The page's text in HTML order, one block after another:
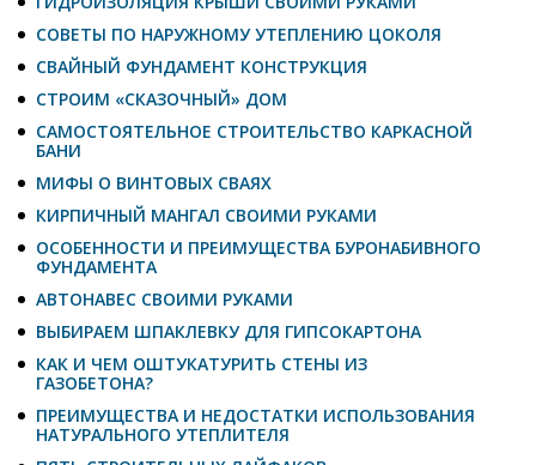
СОВЕТЫ ПО НАРУЖНОМУ УТЕПЛЕНИЮ ЦОКОЛЯ
СВАЙНЫЙ ФУНДАМЕНТ КОНСТРУКЦИЯ
СТРОИМ «СКАЗОЧНЫЙ» ДОМ
САМОСТОЯТЕЛЬНОЕ СТРОИТЕЛЬСТВО КАРКАСНОЙ
БАНИ
МИФЫ О ВИНТОВЫХ СВАЯХ
КИРПИЧНЫЙ МАНГАЛ СВОИМИ РУКАМИ
ОСОБЕННОСТИ И ПРЕИМУЩЕСТВА БУРОНАБИВНОГО
ФУНДАМЕНТА
АВТОНАВЕС СВОИМИ РУКАМИ
ВЫБИРАЕМ ШПАКЛЕВКУ ДЛЯ ГИПСОКАРТОНА
КАК И ЧЕМ ОШТУКАТУРИТЬ СТЕНЫ ИЗ
ГАЗОБЕТОНА?
ПРЕИМУЩЕСТВА И НЕДОСТАТКИ ИСПОЛЬЗОВАНИЯ
НАТУРАЛЬНОГО УТЕПЛИТЕЛЯ